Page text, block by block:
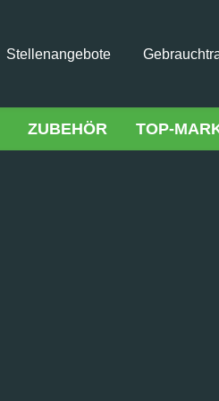
Stellenangebote
ZUBEHÖR TOP-